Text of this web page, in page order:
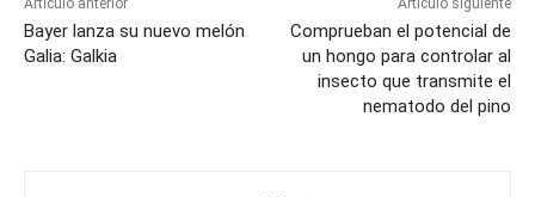
Bayer lanza su nuevo melón
Galia: Galkia
Comprueban el potencial de
un hongo para controlar al
insecto que transmite el
nematodo del pino